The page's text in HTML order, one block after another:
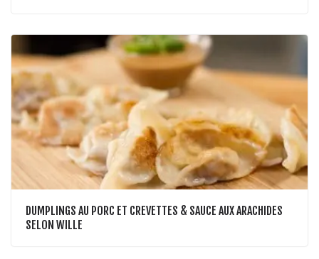
DUMPLINGS AU PORC ET CREVETTES & SAUCE AUX ARACHIDES
SELON WILLE